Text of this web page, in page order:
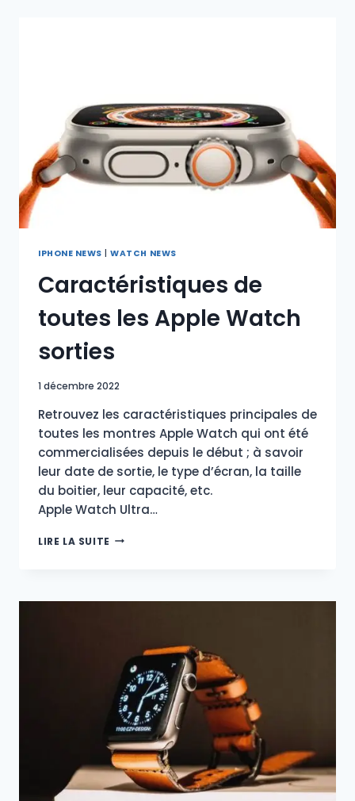
IPHONE NEWS |WATCH NEWS
Caractéristiques de
toutes les Apple Watch
sorties
1 décembre 2022
Retrouvez les caractéristiques principales de
toutes les montres Apple Watch qui ont été
commercialisées depuis le début ; à savoir
leur date de sortie, le type d’écran, la taille
du boitier, leur capacité, etc.
Apple Watch Ultra…
LIRE LA SUITE CARACTÉRISTIQUES
APPLE WATCH